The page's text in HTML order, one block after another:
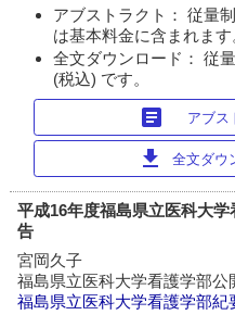
アブストラクト： 従量
は基本料金に含まれます
全文ダウンロード： 従
(税込) です。
article アブス
download 全文ダウ
平成16年度福島県立医科大
告
宮岡久子
福島県立医科大学看護学部公
福島県立医科大学看護学部紀